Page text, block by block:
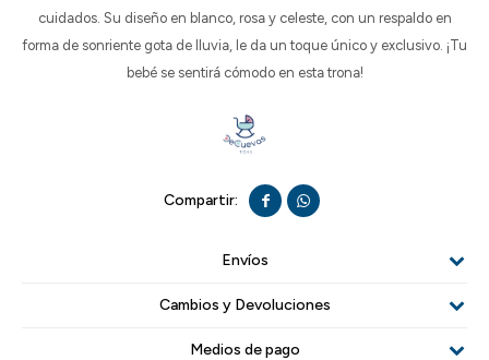
cuidados. Su diseño en blanco, rosa y celeste, con un respaldo en
forma de sonriente gota de lluvia, le da un toque único y exclusivo. ¡Tu
bebé se sentirá cómodo en esta trona!
 
Envíos
Cambios y Devoluciones
Medios de pago